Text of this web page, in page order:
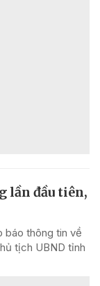
lần đầu tiên,
báo thông tin về
tịch UBND tỉnh